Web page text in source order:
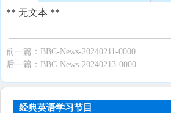
** 无文本 **
前一篇： BBC-News-20240211-0000
后一篇： BBC-News-20240213-0000
经典英语学习节目